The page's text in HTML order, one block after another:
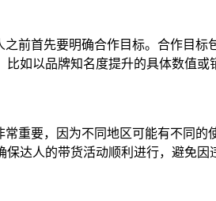
之前首先要明确合作目标。合作目
比如以品牌知名度提升的具体数值或
常重要，因为不同地区可能有不同
保达人的带货活动顺利进行，避免因